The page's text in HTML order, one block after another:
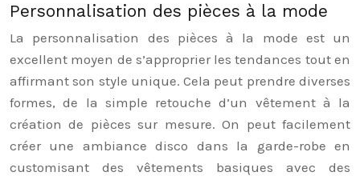
Personnalisation des pièces à la mode
La personnalisation des pièces à la mode est un
excellent moyen de s’approprier les tendances tout en
affirmant son style unique. Cela peut prendre diverses
formes, de la simple retouche d’un vêtement à la
création de pièces sur mesure. On peut facilement
créer une ambiance disco dans la garde-robe en
customisant des vêtements basiques avec des